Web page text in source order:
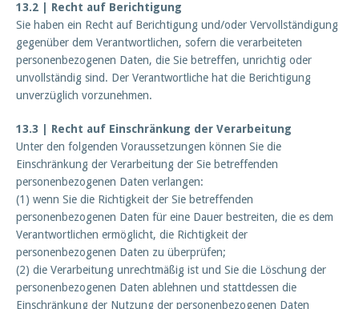
13.2 | Recht auf Berichtigung
Sie haben ein Recht auf Berichtigung und/oder Vervollständigung
gegenüber dem Verantwortlichen, sofern die verarbeiteten
personenbezogenen Daten, die Sie betreffen, unrichtig oder
unvollständig sind. Der Verantwortliche hat die Berichtigung
unverzüglich vorzunehmen.
13.3 | Recht auf Einschränkung der Verarbeitung
Unter den folgenden Voraussetzungen können Sie die
Einschränkung der Verarbeitung der Sie betreffenden
personenbezogenen Daten verlangen:
(1) wenn Sie die Richtigkeit der Sie betreffenden
personenbezogenen Daten für eine Dauer bestreiten, die es dem
Verantwortlichen ermöglicht, die Richtigkeit der
personenbezogenen Daten zu überprüfen;
(2) die Verarbeitung unrechtmäßig ist und Sie die Löschung der
personenbezogenen Daten ablehnen und stattdessen die
Einschränkung der Nutzung der personenbezogenen Daten